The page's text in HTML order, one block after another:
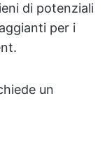
di potenziali
per i
un